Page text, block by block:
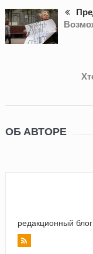
ОБ АВТОРЕ
редакционный блог